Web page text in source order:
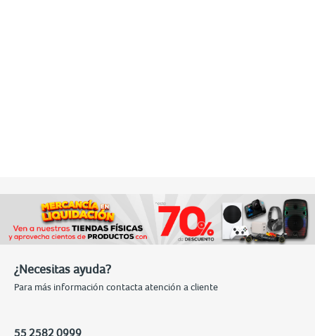
¿Necesitas ayuda?
Para más información contacta atención a cliente
55 2582 0999